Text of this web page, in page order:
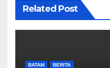
Related Post
BATAM BERITA